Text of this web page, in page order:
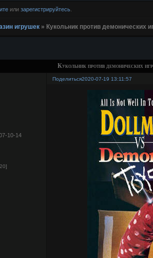
или зарегистрируйтесь.
игрушек » Кукольник против демонических
Кукольник против демонических
Поделиться2020-07-19 13:11:57
10-14